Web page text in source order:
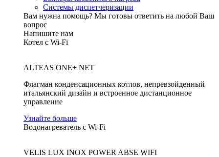
Системы диспетчеризации
Вам нужна помощь? Мы готовы ответить на любой Ваш
вопрос
Напишите нам
Котел с Wi-Fi
ALTEAS ONE+ NET
Флагман конденсационных котлов, непревзойденный
итальянский дизайн и встроенное дистанционное
управление
Узнайте больше
Водонагреватель с Wi-Fi
VELIS LUX INOX POWER ABSE WIFI